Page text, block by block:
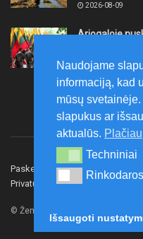
2026-08-09
Ariogaloje
širdy“
2026-08-08
Paskelbk naujieną Rašyti
Privatumo politika
© Žemaitijos gidas.
Naudojame
informaciją, kad
mūsų
slapukus ar
aktualūs. Plačiau
Techniniai
Techniniai
Rinkodaros
Rinkodaros
Išsaugoti